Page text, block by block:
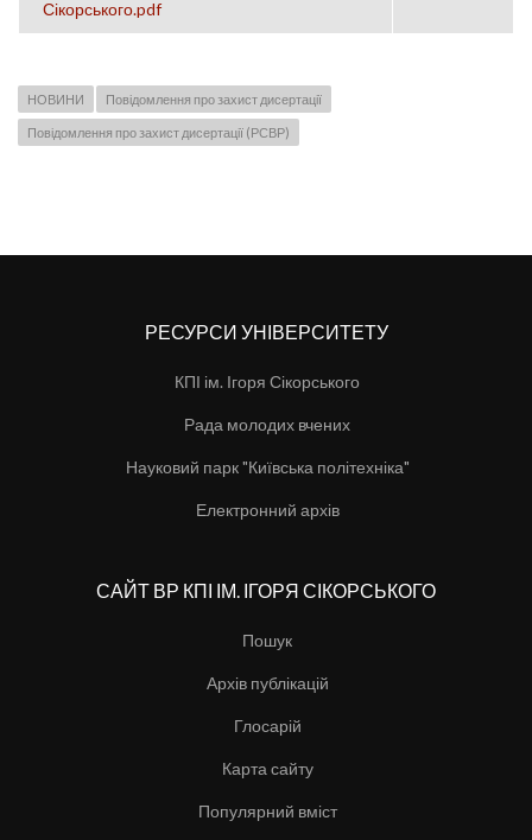
Сікорського.pdf
НОВИНИ Повідомлення про захист дисертації
Повідомлення про захист дисертації (РСВР)
РЕСУРСИ УНІВЕРСИТЕТУ
КПІ ім. Ігоря Сікорського
Рада молодих вчених
Науковий парк "Київська політехніка"
Електронний архів
САЙТ ВР КПІ ІМ. ІГОРЯ СІКОРСЬКОГО
Пошук
Архів публікацій
Глосарій
Карта сайту
Популярний вміст